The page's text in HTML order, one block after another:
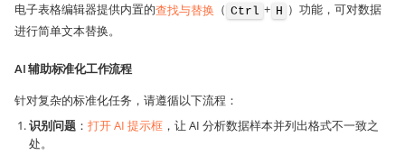
电子表格编辑器提供内置的查找与替换 （ Ctrl + H ）功能，可对数据
进行简单文本替换。
AI 辅助标准化工作流程
针对复杂的标准化任务，请遵循以下流程：
识别问题 ： 打开 AI 提示框 ，让 AI 分析数据样本并列出格式不一致之
处。